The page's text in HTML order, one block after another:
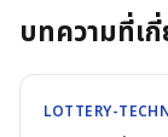
บทความที่เ
LOTTERY-